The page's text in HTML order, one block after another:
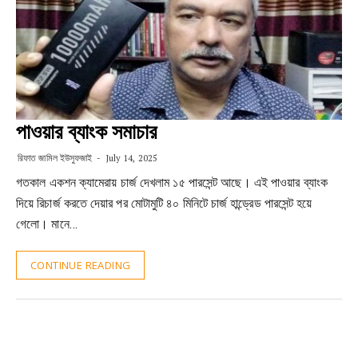
পাওয়ার ব্যাংক সমাচার
রিফাত জামিল ইউসুফজাই July 14, 2025
গতকাল একশন ক্যামেরায় চার্জ দেখলাম ১৫ পারসেন্ট আছে। এই পাওয়ার ব্যাংক
দিয়ে রিচার্জ করতে দেয়ার পর মোটামুটি ৪০ মিনিটে চার্জ হান্ড্রেড পারসেন্ট হয়ে
গেলো। মানে…
CONTINUE READING